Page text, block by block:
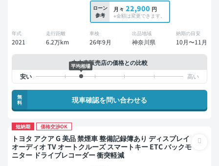
ローン
参考
月々 22,900 円
※金額は変更できます。
年式
2021
走行距離
6.2万km
車検
26年9月
出品地域
神奈川県
納期の目安
10月〜11月
中古車販売店の価格との比較
平均相場
無
料
現車確認を問い合わせる
短納期 価格交渉OK
トヨタ アクア G 美品 禁煙車 整備記録簿あり ディスプレイ
オーディオ TV オートクルーズ スマートキー ETC バックモ
ニター ドライブレコーダー 衝突軽減